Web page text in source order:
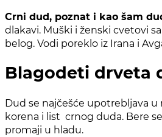
Crni dud, poznat i kao šam
dlakavi. Muški i ženski cvetovi
belog. Vodi poreklo iz Irana i
Blagodeti drveta
Dud se najčešće upotrebljava
korena i list crnog duda. Bere
promaji u hladu.